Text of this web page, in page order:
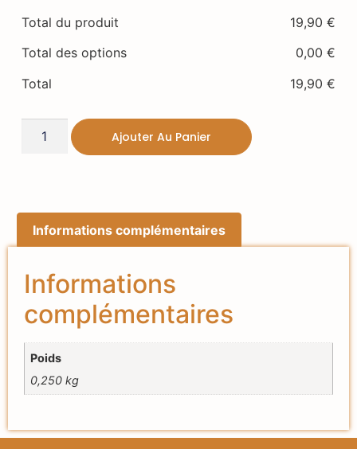
Total du produit 19,90€
Total des options
0,00€
Total
19,90€
Ajouter Au Panier
Informations complémentaires
Informations
complémentaires
Poids
0,250 kg